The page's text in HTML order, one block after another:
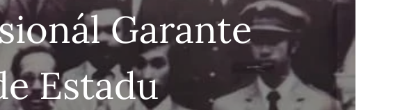
Garante
Estadu